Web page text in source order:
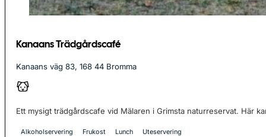
Kanaans Trädgårdscafé
Kanaans väg 83, 168 44 Bromma
Ett mysigt trädgårdscafe vid Mälaren i Grimsta naturreservat. Här
Alkoholservering Frukost Lunch Uteservering